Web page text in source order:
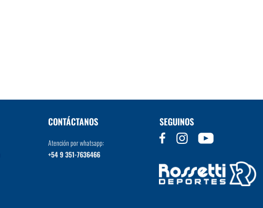
CONTÁCTANOS
Atención por whatsapp:
+54 9 351-7636466
SEGUINOS